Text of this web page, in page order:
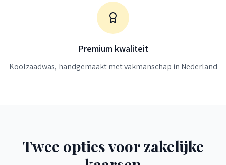
Premium kwaliteit
Koolzaadwas, handgemaakt met vakmanschap in Nederland
Twee opties voor zakelijke